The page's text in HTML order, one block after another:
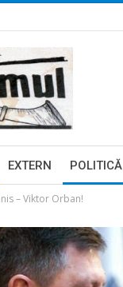
EXTERN POLITICĂ
– Viktor Orban!